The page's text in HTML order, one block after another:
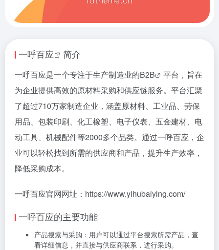
一呼百应 简介
一呼百应是一个专注于生产制造业的B2B
平台，旨在
为企业提供高效的原材料采购和供应链服务。平台汇聚
了超过710万家制造企业，涵盖原材料、工业品、劳保
用品、包装印刷、化工橡塑、电子仪表、五金建材、电
动工具、机械配件等2000多个品类。通过一呼百应，企
业可以轻松找到所需的供应商和产品，提升生产效率，
降低采购成本。
一呼百应官网网址：https://www.yihubaiying.com/
一呼百应的主要功能
产品搜索与采购：用户可以通过平台搜索所需产品，查
看详细信息，并直接与供应商联系，进行采购。